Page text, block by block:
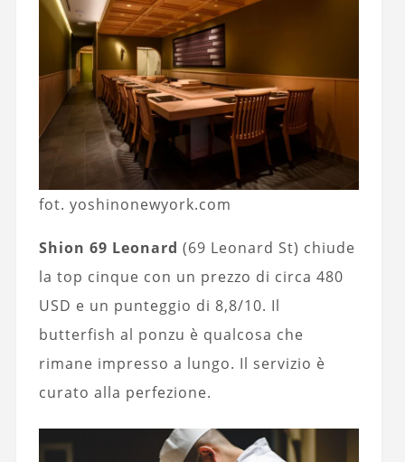
fot. yoshinonewyork.com
Shion 69 Leonard (69 Leonard St) chiude
la top cinque con un prezzo di circa 480
USD e un punteggio di 8,8/10. Il
butterfish al ponzu è qualcosa che
rimane impresso a lungo. Il servizio è
curato alla perfezione.